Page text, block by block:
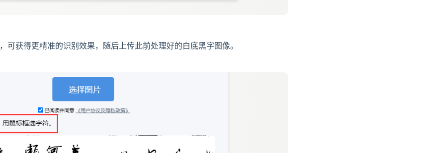
，可获得更精准的识别效果，随后上传此前处理好的白底黑字图像。